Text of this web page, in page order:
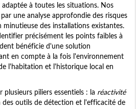
à toutes les situations. Nos
une analyse approfondie des risques
des installations existantes.
précisément les points faibles à
bénéficie d'une solution
en compte à la fois l'environnement
l'habitation et l'historique local en
piliers essentiels : la réactivité
des outils de détection et l'efficacité de